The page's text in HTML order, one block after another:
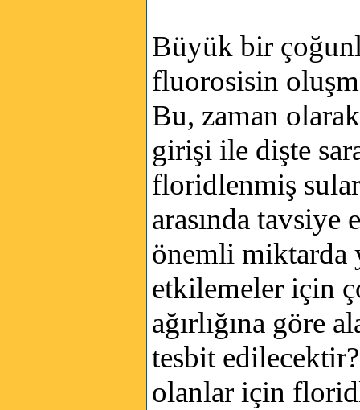
Büyük bir
fluorosisin
Bu, zaman
girişi ile dişte
floridlenmiş
arasında tavsiye
önemli miktarda
etkilemeler için
ağırlığına göre
tesbit
olanlar için